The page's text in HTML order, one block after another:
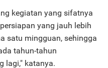
kegiatan yang sifatnya
yang jauh lebih
satu mingguan, sehingga
tahun-tahun
lagi," katanya.